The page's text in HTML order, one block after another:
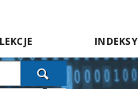
INDEKSY